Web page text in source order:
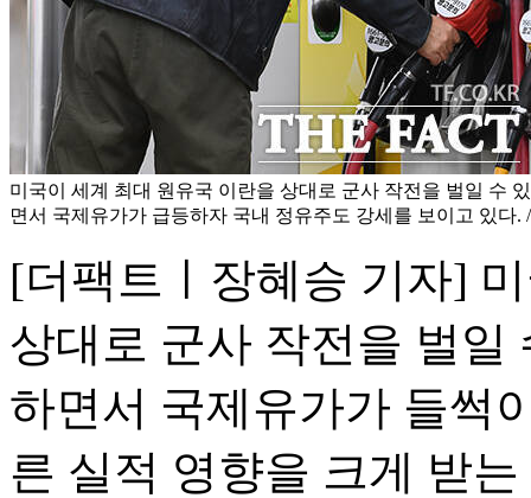
미국이 세계 최대 원유국 이란을 상대로 군사 작전을 벌일 수
면서 국제유가가 급등하자 국내 정유주도 강세를 보이고 있다.
[더팩트ㅣ장혜승 기자]
상대로 군사 작전을 벌일
하면서 국제유가가 들썩
른 실적 영향을 크게 받